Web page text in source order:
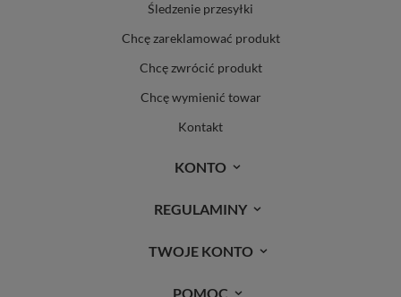
Śledzenie przesyłki
Chcę zareklamować produkt
Chcę zwrócić produkt
Chcę wymienić towar
Kontakt
KONTO
REGULAMINY
TWOJE KONTO
POMOC